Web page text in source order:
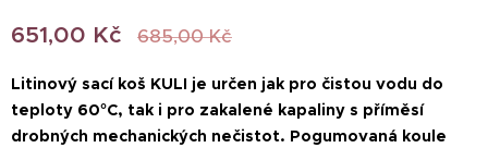
651,00 Kč 685,00Kč
Litinový sací koš KULI je určen jak pro čistou vodu do
teploty 60°C, tak i pro zakalené kapaliny s příměsí
drobných mechanických nečistot. Pogumovaná koule